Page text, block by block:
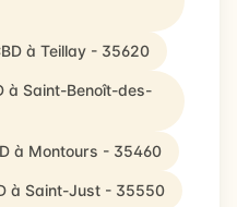
à Teillay - 35620
à Saint-Benoît-des-
à Montours - 35460
à Saint-Just - 35550